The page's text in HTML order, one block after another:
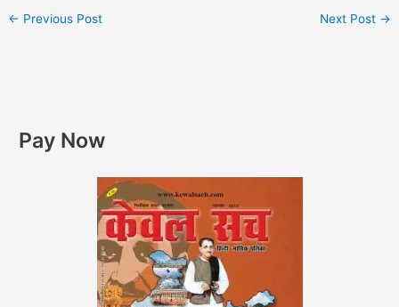
← Previous Post Next Post →
Pay Now